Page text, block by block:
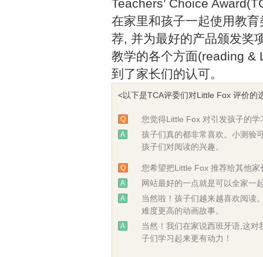
Teachers’ Choice
在家里和孩子一起使用教
荐, 并为最好的产品颁发奖
教学的各个方面(reading &
到了家长们的认可。
<以下是TCA评委们对Little Fox 评价的
Q 您觉得Little Fox 对引发孩子的学
A
孩子们真的都非常喜欢。小测验
孩子们对阅读的兴趣。
Q 您希望把Little Fox 推荐给其他家
A 网站最好的一点就是可以全家一
A
当然啦！孩子们越来越喜欢阅读
难度更高的动画故事。
A
当然！我们在家说西班牙语,这
子们学习起来更有动力！